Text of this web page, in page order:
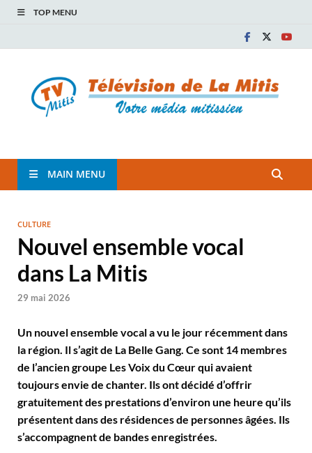
TOP MENU
TVM
MAIN MENU
CULTURE
Nouvel ensemble vocal
dans La Mitis
29 mai 2026
Un nouvel ensemble vocal a vu le jour récemment dans
la région. Il s’agit de La Belle Gang. Ce sont 14 membres
de l’ancien groupe Les Voix du Cœur qui avaient
toujours envie de chanter. Ils ont décidé d’offrir
gratuitement des prestations d’environ une heure qu’ils
présentent dans des résidences de personnes âgées. Ils
s’accompagnent de bandes enregistrées.